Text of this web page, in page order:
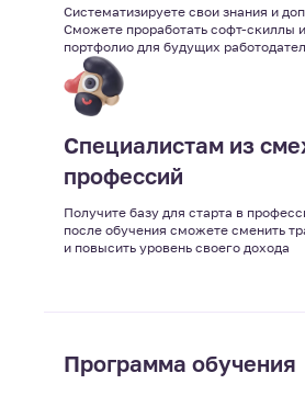
Систематизируете свои знания и
Сможете проработать софт-скиллы
портфолио для будущих
Специалистам из
профессий
Получите базу для старта в
после обучения сможете сменить
и повысить уровень своего дохода
Программа обучения